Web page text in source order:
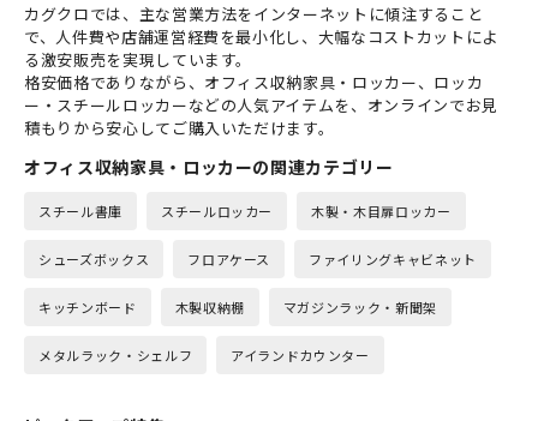
カグクロでは、主な営業方法をインターネットに傾注すること
で、人件費や店舗運営経費を最小化し、大幅なコストカットによ
る激安販売を実現しています。
格安価格でありながら、オフィス収納家具・ロッカー、ロッカ
ー・スチールロッカーなどの人気アイテムを、オンラインでお見
積もりから安心してご購入いただけます。
オフィス収納家具・ロッカーの関連カテゴリー
スチール書庫 スチールロッカー 木製・木目扉ロッカー
シューズボックス フロアケース ファイリングキャビネット
キッチンボード 木製収納棚 マガジンラック・新聞架
メタルラック・シェルフ アイランドカウンター